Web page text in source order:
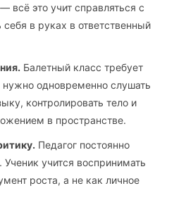
всё это учит справляться с
в руках в ответственный
Балетный класс требует
нужно одновременно слушать
контролировать тело и
в пространстве.
Педагог постоянно
учится воспринимать
роста, а не как личное